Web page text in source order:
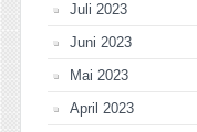
Juli 2023
Juni 2023
Mai 2023
April 2023